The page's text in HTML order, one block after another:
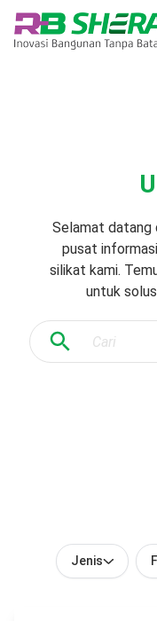
Selamat datang
pusat
silikat kami.
untuk
Jenis